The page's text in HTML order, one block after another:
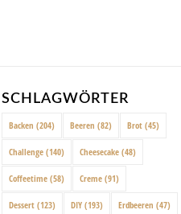
SCHLAGWÖRTER
Backen (204) Beeren (82) Brot (45)
Challenge (140) Cheesecake (48)
Coffeetime (58) Creme (91)
Dessert (123) DIY (193) Erdbeeren (47)